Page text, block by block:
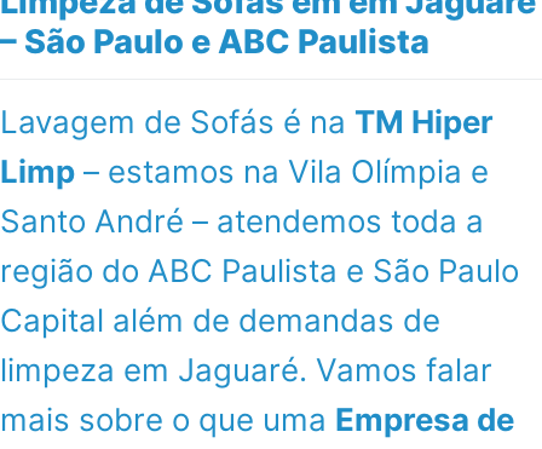
– São Paulo e ABC Paulista
Lavagem de Sofás é na TM Hiper
Limp – estamos na Vila Olímpia e
Santo André – atendemos toda a
região do ABC Paulista e São Paulo
Capital além de demandas de
limpeza em Jaguaré. Vamos falar
mais sobre o que uma Empresa de